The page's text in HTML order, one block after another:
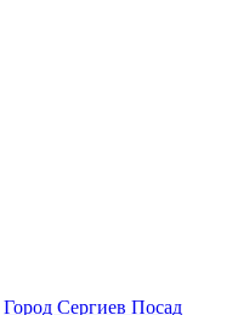
Город Сергиев Посад